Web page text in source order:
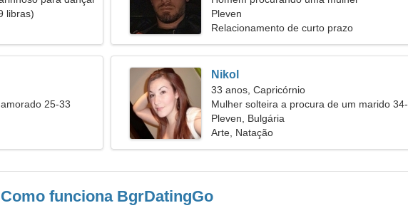
libras)
Pleven
Relacionamento de curto prazo
25-33
Nikol
33 anos, Capricórnio
Mulher solteira a procura de um marido 34-
45
Pleven, Bulgária
Arte, Natação
Como funciona BgrDatingGo